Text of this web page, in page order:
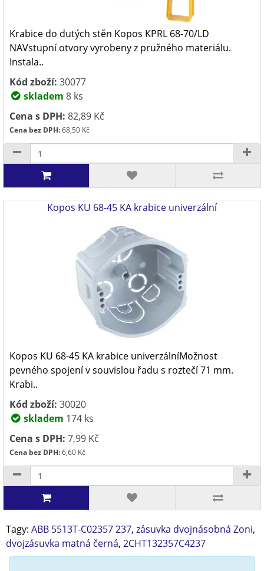
Krabice do dutých stěn Kopos KPRL 68-70/LD
NAVstupní otvory vyrobeny z pružného materiálu.
Instala..
Kód zboží: 30077
skladem 8 ks
Cena s DPH: 82,89 Kč
Cena bez DPH:68,50 Kč
Kopos KU 68-45 KA krabice univerzální
Kopos KU 68-45 KA krabice univerzálníMožnost
pevného spojení v souvislou řadu s roztečí 71 mm.
Krabi..
Kód zboží: 30020
skladem 174 ks
Cena s DPH: 7,99 Kč
Cena bez DPH:6,60 Kč
Tagy: ABB 5513T-C02357 237, zásuvka dvojnásobná Zoni,
dvojzásuvka matná černá, 2CHT132357C4237